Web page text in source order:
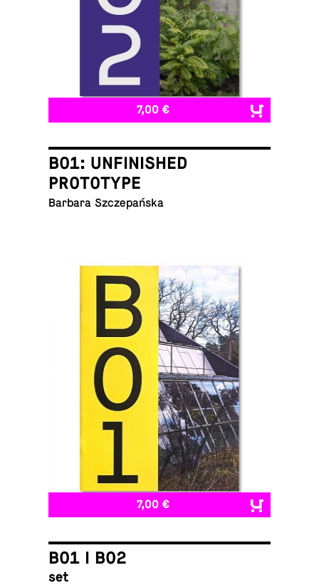
7,00 €
B01: UNFINISHED
PROTOTYPE
Barbara Szczepańska
7,00 €
B01 I B02
set